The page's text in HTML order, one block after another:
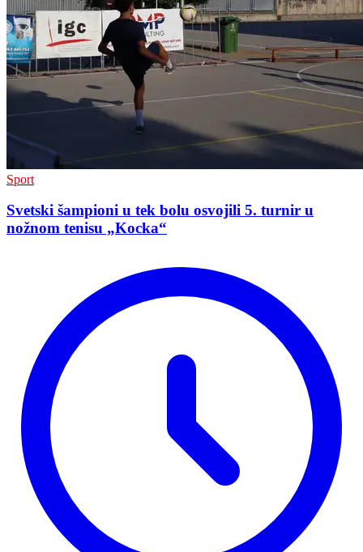
Sport
Svetski šampioni u tek bolu osvojili 5. turnir u
nožnom tenisu „Kocka“